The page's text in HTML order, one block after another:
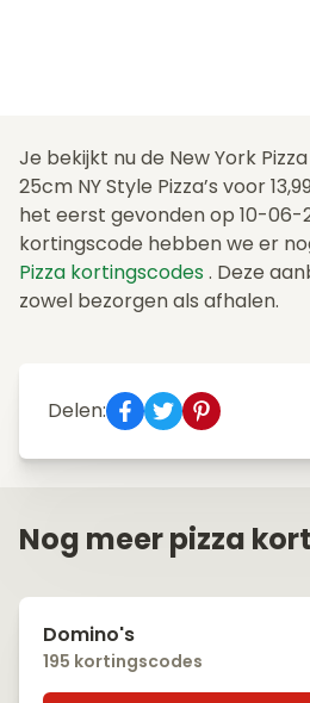
Je bekijkt nu de New York
25cm NY Style Pizza’s voor
het eerst gevonden op 10-06-
kortingscode hebben we er
Pizza kortingscodes . Deze
zowel bezorgen als afhalen.
Delen:
Nog meer pizza
Domino's
195 kortingscodes